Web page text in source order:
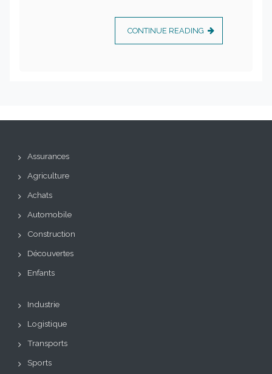
CONTINUE READING
Assurances
Agriculture
Achats
Automobile
Construction
Découvertes
Enfants
Industrie
Logistique
Transports
Sports